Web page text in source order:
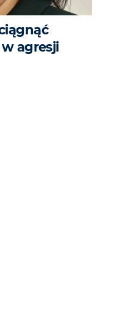
w agresji